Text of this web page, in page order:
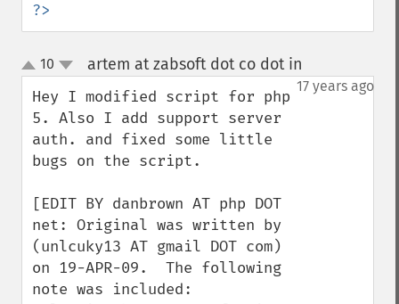
?>
up
down
10 artem at zabsoft dot co dot in
17 years ago
Hey I modified script for php
5. Also I add support server
auth. and fixed some little
bugs on the script.
[EDIT BY danbrown AT php DOT
net: Original was written by
(unlcuky13 AT gmail DOT com)
on 19-APR-09.  The following
note was included: